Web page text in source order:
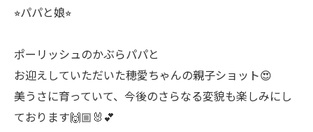
⭐︎パパと娘⭐︎
ポーリッシュのかぶらパパと
お迎えしていただいた穂愛ちゃんの親子ショット😍
美うさに育っていて、今後のさらなる変貌も楽しみにし
ております🙌🏼🐰💕